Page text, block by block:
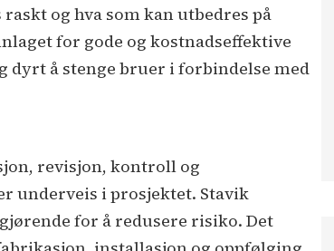
og hva som kan utbedres på
for gode og kostnadseffektive
dyrt å stenge bruer i forbindelse med
revisjon, kontroll og
underveis i prosjektet. Stavik
for å redusere risiko. Det